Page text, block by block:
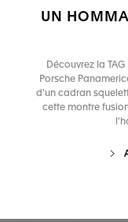
UN
Découvrez la
Porsche
d'un cadran
cette montre